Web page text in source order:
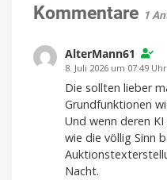
Kommentare 1
AlterMann61
8. Juli 2026 um 07:49 Uhr
Die sollten lieber
Grundfunktionen
Und wenn deren
wie die völlig Sinn
Nacht.